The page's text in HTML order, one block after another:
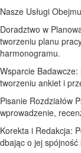
Nasze Usługi
Doradztwo w
tworzeniu planu
harmonogramu.
Wsparcie
tworzeniu ankiet i
Pisanie Rozdziałów
wprowadzenie,
Korekta i Redakcja:
dbając o jej spójność